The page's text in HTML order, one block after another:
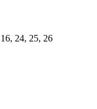
24, 25, 26